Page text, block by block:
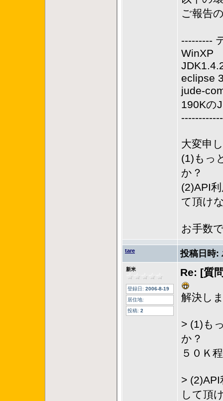
ご報告
---------
WinXP
eclipse
jude-
190Kの
大変申
(1)もっ
か？
(2)API
て頂け
お手数
tare 投稿日時:
新米
登録日: 2006-8-19
居住地:
投稿: 2
Re: [質
解決し
> (1)も
か？
５０Ｋ
>
して頂